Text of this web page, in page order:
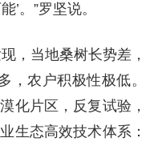
’。”罗坚说。
，当地桑树长势差，
，农户积极性极低。
化片区，反复试验，
生态高效技术体系：